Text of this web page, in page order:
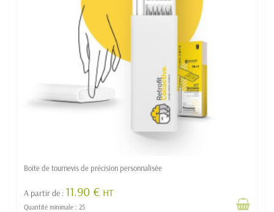
Boite de tournevis de précision personnalisée
A partir de : 11.90 € HT
Quantité minimale : 25